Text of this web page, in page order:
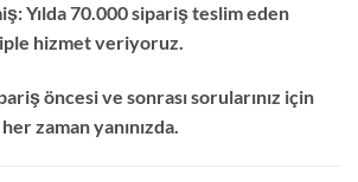
Yılda 70.000 sipariş teslim eden
hizmet veriyoruz.
öncesi ve sonrası sorularınız için
zaman yanınızda.